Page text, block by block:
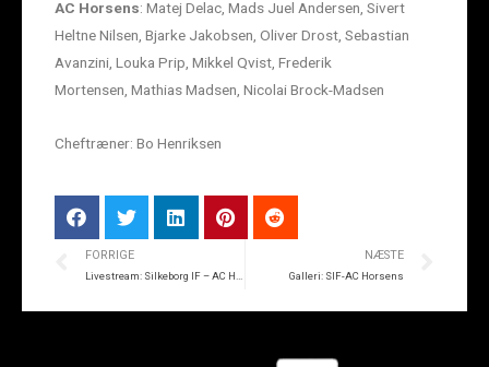
AC Horsens: Matej Delac, Mads Juel Andersen, Sivert
Heltne Nilsen, Bjarke Jakobsen, Oliver Drost, Sebastian
Avanzini, Louka Prip, Mikkel Qvist, Frederik
Mortensen, Mathias Madsen, Nicolai Brock-Madsen
Cheftræner: Bo Henriksen
FORRIGE NÆSTE
Galleri: SIF-AC Horsens